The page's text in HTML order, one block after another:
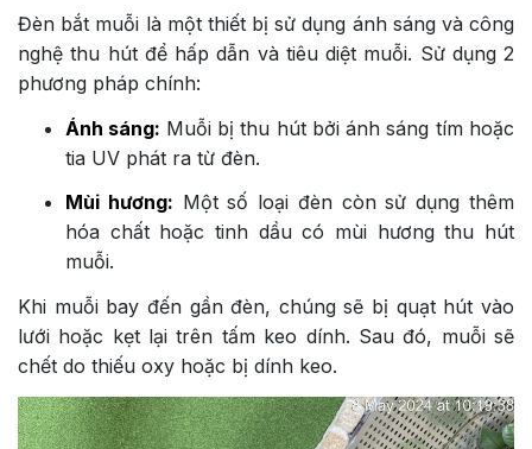
Đèn bắt muỗi là một thiết bị sử dụng ánh sáng và công
nghệ thu hút để hấp dẫn và tiêu diệt muỗi. Sử dụng 2
phương pháp chính:
Ánh sáng: Muỗi bị thu hút bởi ánh sáng tím hoặc
tia UV phát ra từ đèn.
Mùi hương: Một số loại đèn còn sử dụng thêm
hóa chất hoặc tinh dầu có mùi hương thu hút
muỗi.
Khi muỗi bay đến gần đèn, chúng sẽ bị quạt hút vào
lưới hoặc kẹt lại trên tấm keo dính. Sau đó, muỗi sẽ
chết do thiếu oxy hoặc bị dính keo.